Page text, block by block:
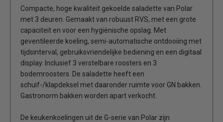
Compacte, hoge kwaliteit gekoelde saladette van Polar
met 3 deuren. Gemaakt van robuust RVS, met een grote
capaciteit en voor een hygiënische opslag. Met
geventileerde koeling, semi-automatische ontdooiing met
tijdsinterval, gebruiksvriendelijke bediening en een digitaal
display. Inclusief 3 verstelbare roosters en 3
bodemroosters. De saladette heeft een
schuif-/klapdeksel met daaronder ruimte voor GN bakken.
Gastronorm bakken worden apart verkocht.
De keukenkoelingen uit de G-serie van Polar zijn